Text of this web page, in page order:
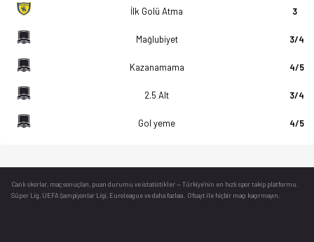
İlk Golü Atma 3
Mağlubiyet 3/4
Kazanamama 4/5
2.5 Alt 3/4
Gol yeme 4/5
Canlı skorlar , maç sonuçları, puan durumu ve istatistikler — Türkiye’nin en hızlı spor takip platformu.
Süper Lig, UEFA Şampiyonlar Ligi, Euroleague ve daha fazlası. Ofsayt ile hiçbir maçı kaçırmayın.